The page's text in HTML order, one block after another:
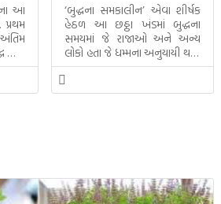
આ
અંતિમ
છે તે
‘બુદ્ધના સમકાલીન’ એવા શીર્ષક
હેઠળ આ છઠ્ઠા ખંડમાં બુદ્ધના
સમયમાં જે રાજાઓ અને અન્ય
લોકો હતા જે ધમ્મના અનુયાયી થયા.
તેમનો અને બુદ્ધ વચ્ચે થયેલો